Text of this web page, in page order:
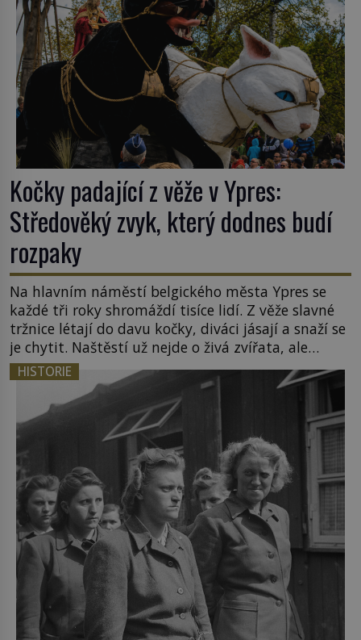
Kočky padající z věže v Ypres:
Středověký zvyk, který dodnes budí
rozpaky
Na hlavním náměstí belgického města Ypres se
každé tři roky shromáždí tisíce lidí. Z věže slavné
tržnice létají do davu kočky, diváci jásají a snaží se
je chytit. Naštěstí už nejde o živá zvířata, ale
jenom o plyšové suvenýry. Kdysi to ale bylo jinak.
Tato veselá podívaná připomíná jeden z
nejpodivnějších a zároveň nejkrutějších zvyků […]
HISTORIE